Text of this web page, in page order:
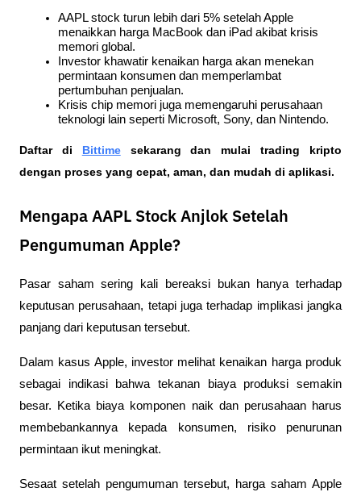
AAPL stock turun lebih dari 5% setelah Apple
menaikkan harga MacBook dan iPad akibat krisis
memori global.
Investor khawatir kenaikan harga akan menekan
permintaan konsumen dan memperlambat
pertumbuhan penjualan.
Krisis chip memori juga memengaruhi perusahaan
teknologi lain seperti Microsoft, Sony, dan Nintendo.
Daftar di Bittime sekarang dan mulai trading kripto
dengan proses yang cepat, aman, dan mudah di aplikasi.
Mengapa AAPL Stock Anjlok Setelah
Pengumuman Apple?
Pasar saham sering kali bereaksi bukan hanya terhadap
keputusan perusahaan, tetapi juga terhadap implikasi jangka
panjang dari keputusan tersebut.
Dalam kasus Apple, investor melihat kenaikan harga produk
sebagai indikasi bahwa tekanan biaya produksi semakin
besar. Ketika biaya komponen naik dan perusahaan harus
membebankannya kepada konsumen, risiko penurunan
permintaan ikut meningkat.
Sesaat setelah pengumuman tersebut, harga saham Apple